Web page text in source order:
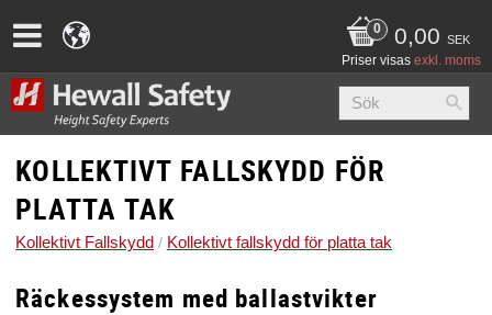
0,00 SEK
Priser visas exkl. moms
KOLLEKTIVT FALLSKYDD FÖR
PLATTA TAK
Kollektivt Fallskydd Kollektivt fallskydd för platta tak
Räckessystem med ballastvikter